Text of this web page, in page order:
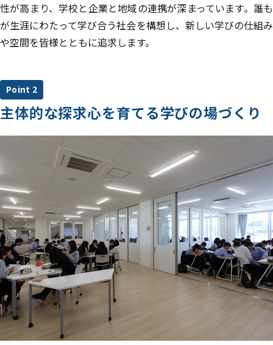
性が高まり、学校と企業と地域の連携が深まっています。誰も
が生涯にわたって学び合う社会を構想し、新しい学びの仕組み
や空間を皆様とともに追求します。
Point 2
主体的な探求心を育てる学びの場づくり